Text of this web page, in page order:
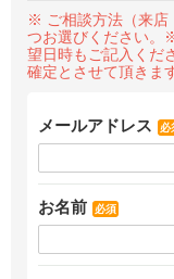
※ ご相談方法（来店
つお選びください。
望日時もご記入くだ
確定とさせて頂きま
メールアドレス 必
お名前 必須